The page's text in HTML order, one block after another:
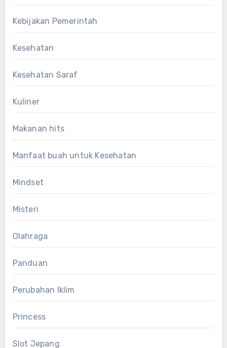
Kebijakan Pemerintah
Kesehatan
Kesehatan Saraf
Kuliner
Makanan hits
Manfaat buah untuk Kesehatan
Mindset
Misteri
Olahraga
Panduan
Perubahan Iklim
Princess
Slot Jepang